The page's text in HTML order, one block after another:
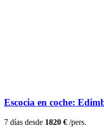
Escocia en coche:
7 días desde 1820 € /pers.